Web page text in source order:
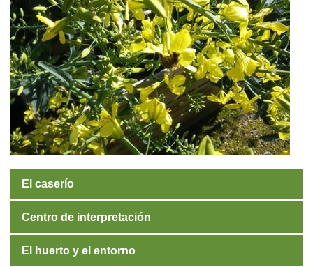
El caserío
Centro de interpretación
El huerto y el entorno